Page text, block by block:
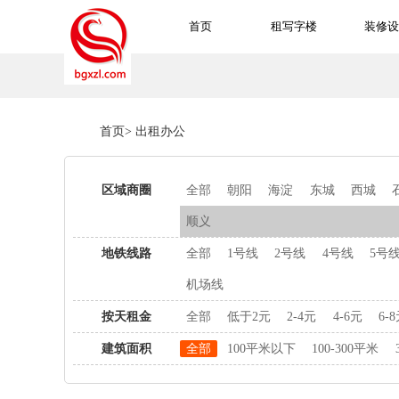
首页 租写字楼 装修
首页> 出租办公
区域商圈 全部 朝阳 海淀 东城 西城
顺义
地铁线路 全部 1号线 2号线 4号线 5号
机场线
按天租金 全部 低于2元 2-4元 4-6元 6-8
建筑面积 全部 100平米以下 100-300平米